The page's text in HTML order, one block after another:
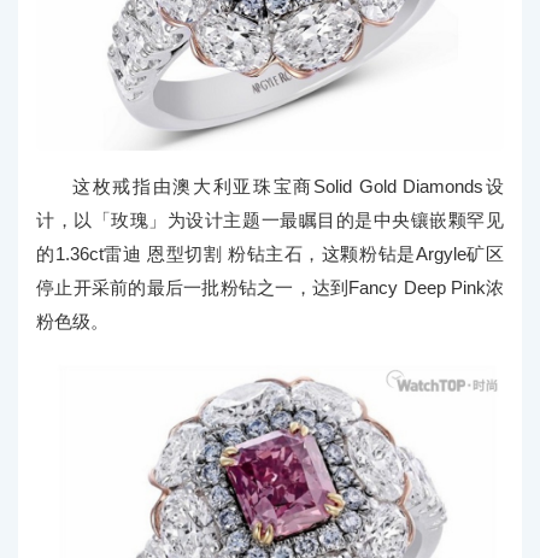
这枚戒指由澳大利亚珠宝商Solid Gold Diamonds设
计，以「玫瑰」为设计主题一最瞩目的是中央镶嵌颗罕见
的1.36ct雷迪 恩型切割 粉钻主石，这颗粉钻是Argyle矿区
停止开采前的最后一批粉钻之一，达到Fancy Deep Pink浓
粉色级。